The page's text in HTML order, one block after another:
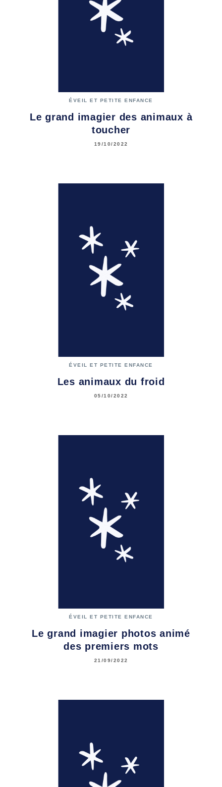
ÉVEIL ET PETITE ENFANCE
Le grand imagier des animaux à
toucher
19/10/2022
ÉVEIL ET PETITE ENFANCE
Les animaux du froid
05/10/2022
ÉVEIL ET PETITE ENFANCE
Le grand imagier photos animé
des premiers mots
21/09/2022